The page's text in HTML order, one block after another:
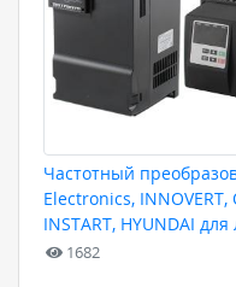
Частотный
Electronics, INNOVERT,
INSTART, HYUNDAI
1682